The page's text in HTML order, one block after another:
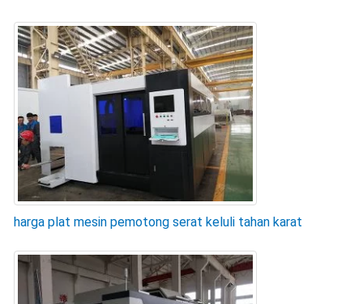
harga plat mesin pemotong serat keluli tahan karat